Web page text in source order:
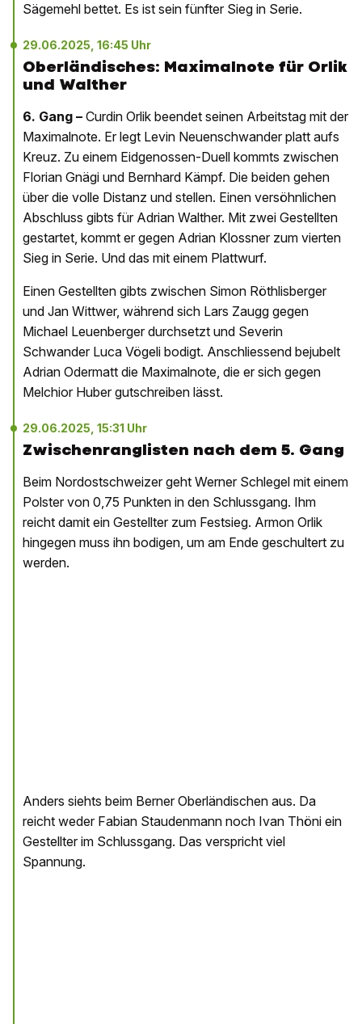
Sägemehl bettet. Es ist sein fünfter Sieg in Serie.
29.06.2025, 16:45 Uhr
Oberländisches: Maximalnote für Orlik
und Walther
6. Gang – Curdin Orlik beendet seinen Arbeitstag mit der
Maximalnote. Er legt Levin Neuenschwander platt aufs
Kreuz. Zu einem Eidgenossen-Duell kommts zwischen
Florian Gnägi und Bernhard Kämpf. Die beiden gehen
über die volle Distanz und stellen. Einen versöhnlichen
Abschluss gibts für Adrian Walther. Mit zwei Gestellten
gestartet, kommt er gegen Adrian Klossner zum vierten
Sieg in Serie. Und das mit einem Plattwurf.
Einen Gestellten gibts zwischen Simon Röthlisberger
und Jan Wittwer, während sich Lars Zaugg gegen
Michael Leuenberger durchsetzt und Severin
Schwander Luca Vögeli bodigt. Anschliessend bejubelt
Adrian Odermatt die Maximalnote, die er sich gegen
Melchior Huber gutschreiben lässt.
29.06.2025, 15:31 Uhr
Zwischenranglisten nach dem 5. Gang
Beim Nordostschweizer geht Werner Schlegel mit einem
Polster von 0,75 Punkten in den Schlussgang. Ihm
reicht damit ein Gestellter zum Festsieg. Armon Orlik
hingegen muss ihn bodigen, um am Ende geschultert zu
werden.
Anders siehts beim Berner Oberländischen aus. Da
reicht weder Fabian Staudenmann noch Ivan Thöni ein
Gestellter im Schlussgang. Das verspricht viel
Spannung.